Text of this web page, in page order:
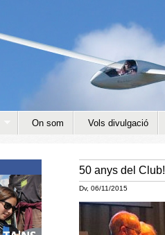
50 anys del Club!
Dv, 06/11/2015
On som Vols divulgació